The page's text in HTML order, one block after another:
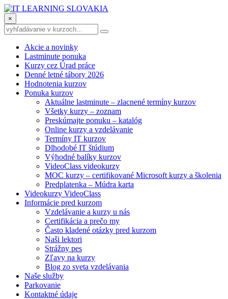
×
Akcie a novinky
Lastminute ponuka
Kurzy cez Úrad práce
Denné letné tábory 2026
Hodnotenia kurzov
Ponuka kurzov
Aktuálne lastminute – zlacnené termíny kurzov
Všetky kurzy – zoznam
Preskúmajte ponuku – katalóg
Online kurzy a vzdelávanie
Termíny IT kurzov
Dlhodobé IT štúdium
Výhodné balíky kurzov
VideoClass videokurzy
MOC kurzy – certifikované Microsoft kurzy a školenia
Predplatenka – Múdra karta
Videokurzy VideoClass
Informácie pred kurzom
Vzdelávanie a kurzy u nás
Certifikácia a prečo my
Často kladené otázky pred kurzom
Naši lektori
Strážny pes
Zľavy na kurzy
Blog zo sveta vzdelávania
Naše služby
Parkovanie
Kontaktné údaje